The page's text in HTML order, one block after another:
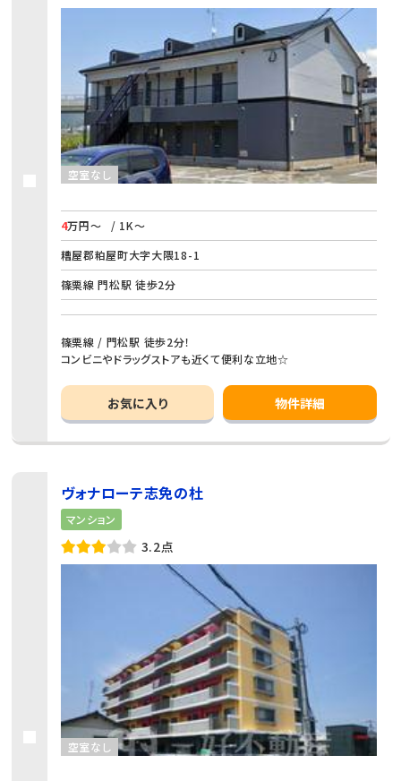
空室なし
4万円～
/ 1K～
糟屋郡粕屋町大字大隈18-1
篠栗線 門松駅 徒歩2分
篠栗線 / 門松駅 徒歩2分！
コンビニやドラッグストアも近くて便利な立地☆
お気に入り 物件詳細
ヴォナローテ志免の杜
マンション
3.2点
空室なし